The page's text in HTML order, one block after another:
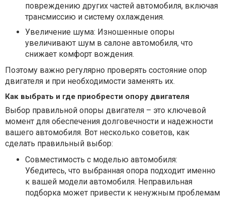
повреждению других частей автомобиля, включая
трансмиссию и систему охлаждения.
Увеличение шума: Изношенные опоры
увеличивают шум в салоне автомобиля, что
снижает комфорт вождения.
Поэтому важно регулярно проверять состояние опор
двигателя и при необходимости заменять их.
Как выбрать и где приобрести опору двигателя
Выбор правильной опоры двигателя – это ключевой
момент для обеспечения долговечности и надежности
вашего автомобиля. Вот несколько советов, как
сделать правильный выбор:
Совместимость с моделью автомобиля:
Убедитесь, что выбранная опора подходит именно
к вашей модели автомобиля. Неправильная
подборка может привести к ненужным проблемам